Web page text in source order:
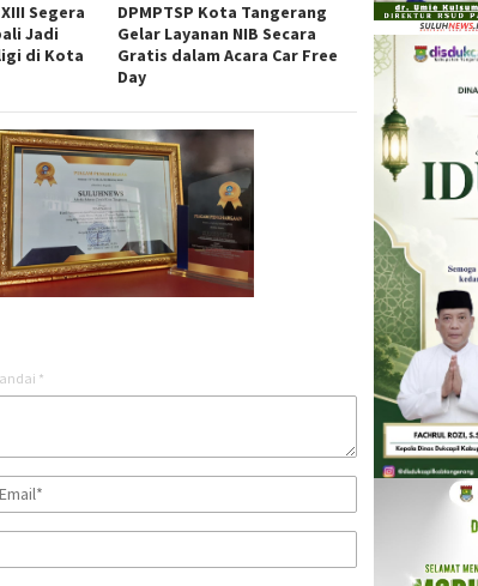
Segera
Jadi
di Kota
DPMPTSP Kota Tangerang
Gelar Layanan NIB Secara
Gratis dalam Acara Car Free
Day
*